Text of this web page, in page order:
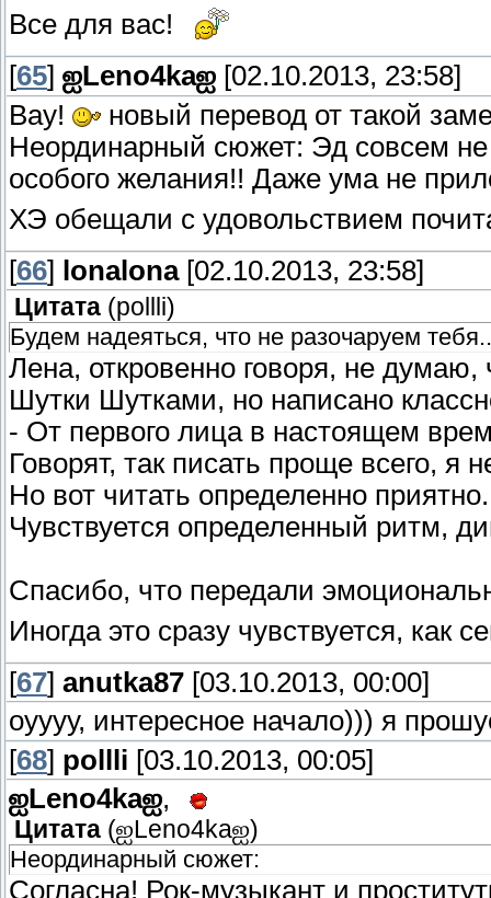
Все для вас!
[65] ஐLeno4kaஐ [02.10.2013, 23:58]
Вау!
новый перевод от такой
Неординарный сюжет: Эд совсем
особого желания!! Даже ума не
ХЭ обещали с удовольствием
[66] lonalona[02.10.2013, 23:58]
Цитата (pollli)
Будем надеяться, что не разочаруем тебя..
Лена, откровенно говоря, не думаю,
Шутки Шутками, но написано
- От первого лица в настоящем
Говорят, так писать проще всего, я
Но вот читать определенно
Чувствуется определенный ритм,
Спасибо, что передали
Иногда это сразу чувствуется, как
[67] anutka87 [03.10.2013, 00:00]
оуууу, интересное начало))) я
[68] pollli [03.10.2013, 00:05]
ஐLeno4kaஐ,
Цитата (ஐLeno4kaஐ)
Неординарный сюжет:
Согласна! Рок-музыкант и